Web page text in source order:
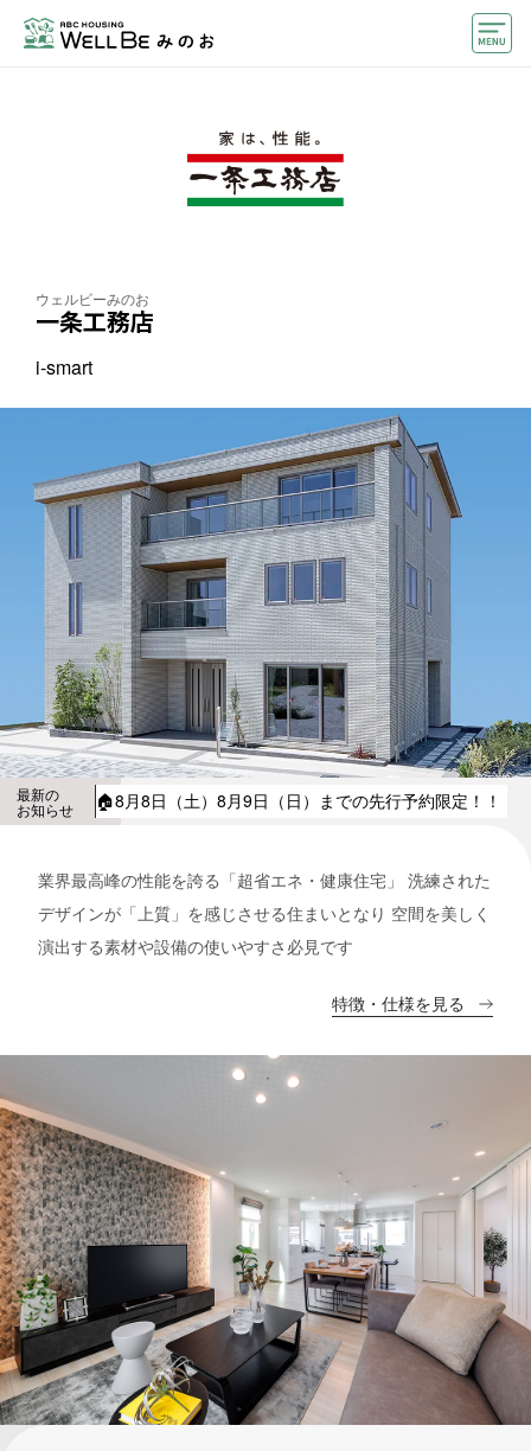
住宅会社・ハウスメーカー
アクセス
他のABCハウジング ABCハウジングトップ
マイページ アカウント登録
ウェルビーみのお
一条工務店
i-smart
最新の
お知らせ 🏠8月8日（土）8月9日（日）までの先行予約限定！！
業界最高峰の性能を誇る「超省エネ・健康住宅」 洗練された
デザインが「上質」を感じさせる住まいとなり 空間を美しく
演出する素材や設備の使いやすさ必見です
特徴・仕様を見る